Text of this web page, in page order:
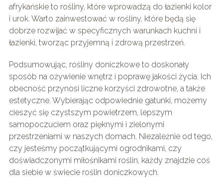
afrykańskie to rośliny, które wprowadzą do łazienki kolor
i urok. Warto zainwestować w rośliny, które będą się
dobrze rozwijać w specyficznych warunkach kuchni i
łazienki, tworząc przyjemną i zdrową przestrzeń.
Podsumowując, rośliny doniczkowe to doskonały
sposób na ożywienie wnętrz i poprawę jakości życia. Ich
obecność przynosi liczne korzyści zdrowotne, a także
estetyczne. Wybierając odpowiednie gatunki, możemy
cieszyć się czystszym powietrzem, lepszym
samopoczuciem oraz pięknymi i zielonymi
przestrzeniami w naszych domach. Niezależnie od tego,
czy jesteśmy początkującymi ogrodnikami, czy
doświadczonymi miłośnikami roślin, każdy znajdzie coś
dla siebie w świecie roślin doniczkowych.